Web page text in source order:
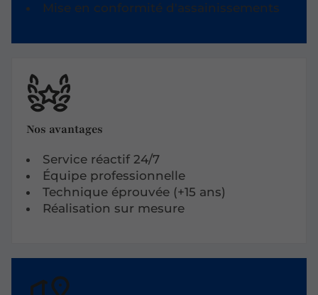
Mise en conformité d'assainissements
Nos avantages
Service réactif 24/7
Équipe professionnelle
Technique éprouvée (+15 ans)
Réalisation sur mesure